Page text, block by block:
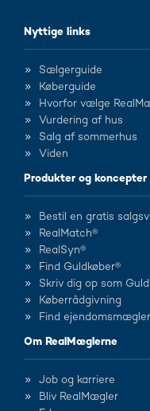
Nyttige links
Sælgerguide
Køberguide
Hvorfor vælge
Vurdering af hus
Salg af sommerhus
Viden
Produkter og koncepter
Bestil en gratis
RealMatch®
RealSyn®
Find Guldkøber®
Skriv dig op som
Køberrådgivning
Find ejendomsmægler
Om RealMæglerne
Job og karriere
Bliv RealMægler